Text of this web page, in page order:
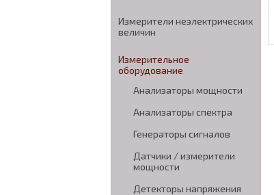
Измерители неэлектрических
величин
Измерительное
оборудование
Анализаторы мощности
Анализаторы спектра
Генераторы сигналов
Датчики / измерители
мощности
Детекторы напряжения